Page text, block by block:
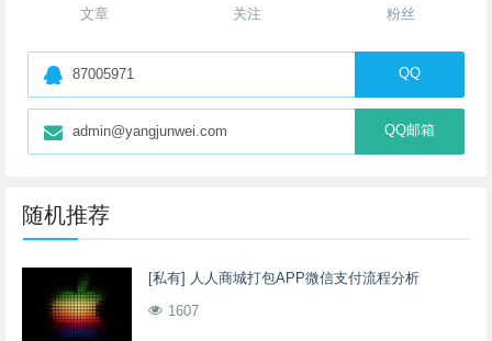
文章 关注 粉丝
87005971 QQ
admin@yangjunwei.com QQ邮箱
随机推荐
[私有] 人人商城打包APP微信支付流程分析
1607